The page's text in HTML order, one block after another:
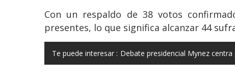
Con un respaldo de 38 votos
presentes, lo que significa alcanzar 44
Te puede interesar : Debate presidencial Mynez